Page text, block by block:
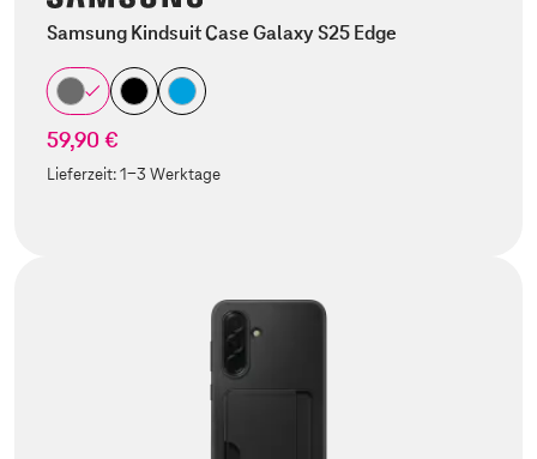
Samsung Kindsuit Case Galaxy S25 Edge
59,90 €
Lieferzeit:1-3 Werktage